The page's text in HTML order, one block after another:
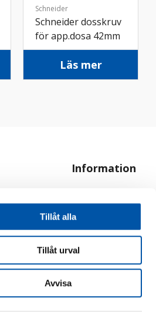
Tillåt alla
Tillåt urval
Avvisa
Schneider
Schneider dosskruv
för app.dosa 42mm
Läs mer
Information
Hur handlar jag?